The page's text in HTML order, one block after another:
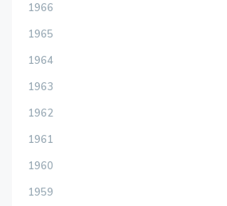
1966
1965
1964
1963
1962
1961
1960
1959